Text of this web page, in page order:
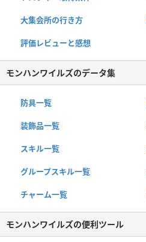
大集会所の行き方
評価レビューと感想
モンハンワイルズのデータ集
防具一覧
装飾品一覧
スキル一覧
グループスキル一覧
チャーム一覧
モンハンワイルズの便利ツール